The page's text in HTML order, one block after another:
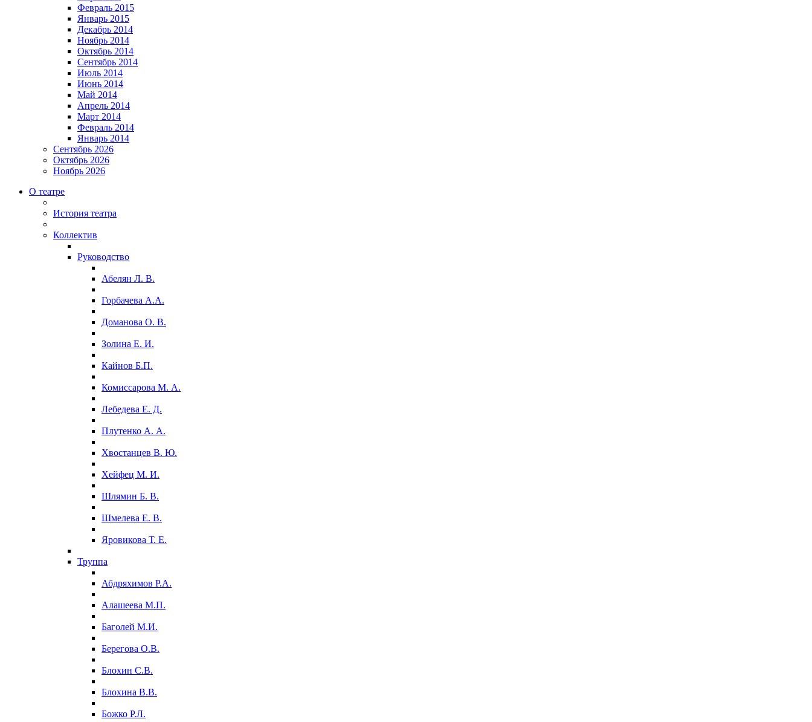
Февраль 2015
Январь 2015
Декабрь 2014
Ноябрь 2014
Октябрь 2014
Сентябрь 2014
Июль 2014
Июнь 2014
Май 2014
Апрель 2014
Март 2014
Февраль 2014
Январь 2014
Сентябрь 2026
Октябрь 2026
Ноябрь 2026
О театре
История театра
Коллектив
Руководство
Абелян Л. В.
Горбачева А.А.
Доманова О. В.
Золина Е. И.
Кайнов Б.П.
Комиссарова М. А.
Лебедева Е. Д.
Плутенко А. А.
Хвостанцев В. Ю.
Хейфец М. И.
Шлямин Б. В.
Шмелева Е. В.
Яровикова Т. Е.
Труппа
Абдряхимов Р.А.
Алашеева М.П.
Баголей М.И.
Берегова О.В.
Блохин С.В.
Блохина В.В.
Божко Р.Л.